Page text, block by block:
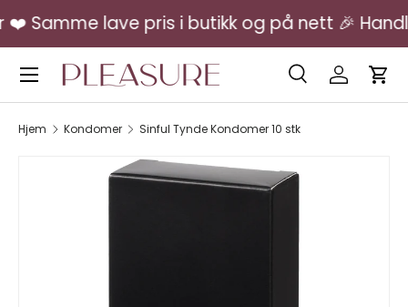
Hopp over
Samme lave pris i butikk og på nett 🎉
Søk
Søk Logg inn
Meny
Hjem Kondomer Sinful Tynde Kondomer 10 stk